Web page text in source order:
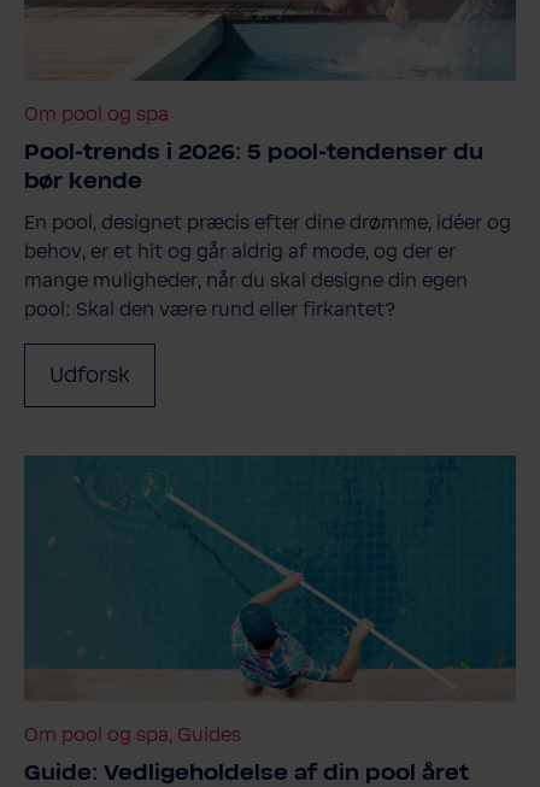
Om pool og spa
Pool-​trends i 2026: 5 pool-​tendenser du
bør kende
En pool, designet præcis efter dine drømme, idéer og
behov, er et hit og går aldrig af mode, og der er
mange muligheder, når du skal designe din egen
pool: Skal den være rund eller firkantet?
Udforsk
Om pool og spa, Guides
Guide: Vedligeholdelse af din pool året